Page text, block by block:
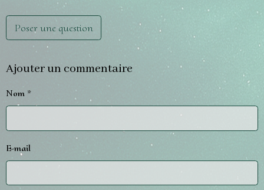
Poser une question
Ajouter un commentaire
Nom
E-mail